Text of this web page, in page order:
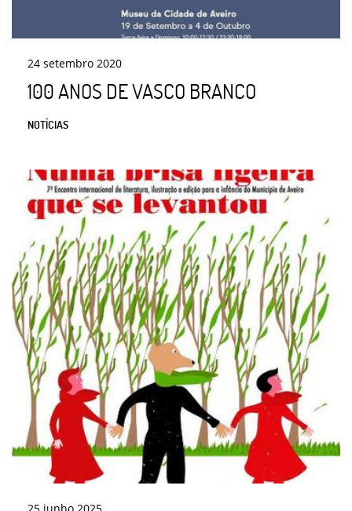
24 setembro 2020
100 ANOS DE VASCO BRANCO
NOTÍCIAS